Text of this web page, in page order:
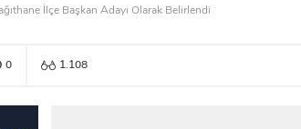
İlçe Başkan Adayı Olarak Belirlendi
0 1.108